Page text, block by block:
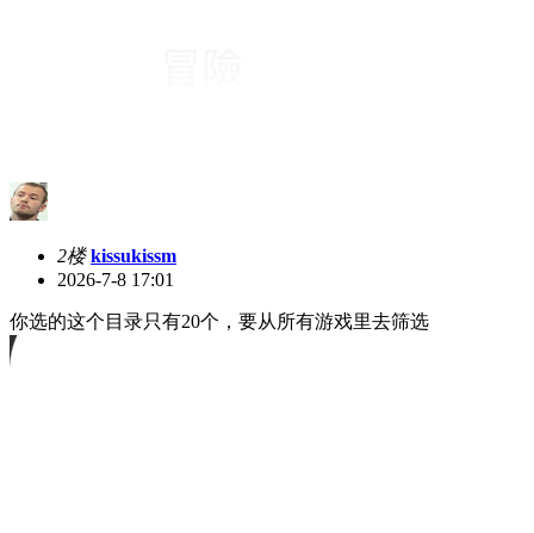
2楼 kissukissm
2026-7-8 17:01
你选的这个目录只有20个，要从所有游戏里去筛选